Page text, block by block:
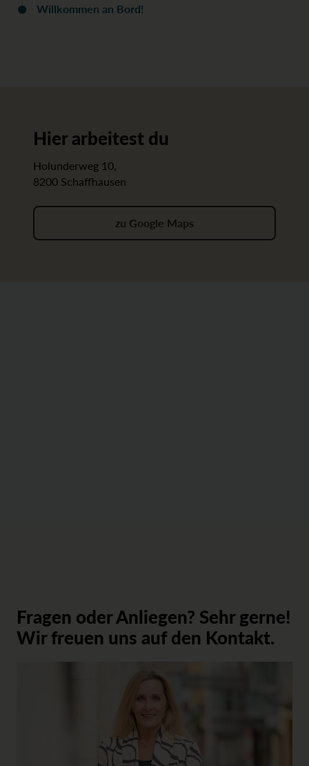
Willkommen an Bord!
Hier arbeitest du
Holunderweg 10,
8200 Schaffhausen
zu Google Maps
Fragen oder Anliegen? Sehr gerne!
Wir freuen uns auf den Kontakt.